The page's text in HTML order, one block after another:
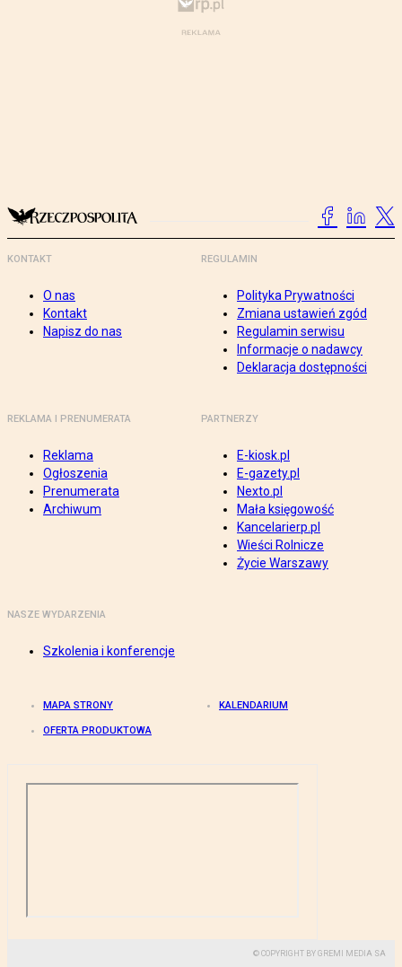
KONTAKT
O nas
Kontakt
Napisz do nas
REGULAMIN
Polityka Prywatności
Zmiana ustawień zgód
Regulamin serwisu
Informacje o nadawcy
Deklaracja dostępności
REKLAMA I PRENUMERATA
Reklama
Ogłoszenia
Prenumerata
Archiwum
PARTNERZY
E-kiosk.pl
E-gazety.pl
Nexto.pl
Mała księgowość
Kancelarierp.pl
Wieści Rolnicze
Życie Warszawy
NASZE WYDARZENIA
Szkolenia i konferencje
MAPA STRONY KALENDARIUM
OFERTA PRODUKTOWA
© COPYRIGHT BY GREMI MEDIA SA